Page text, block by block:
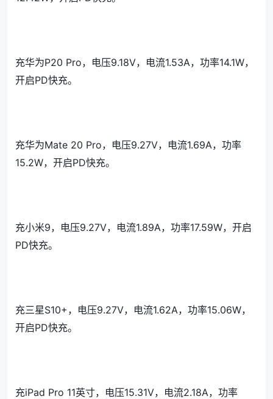
充华为P20 Pro，电压9.18V，电流1.53A，功率14.1W，
开启PD快充。
充华为Mate 20 Pro，电压9.27V，电流1.69A，功率
15.2W，开启PD快充。
充小米9，电压9.27V，电流1.89A，功率17.59W，开启
PD快充。
充三星S10+，电压9.27V，电流1.62A，功率15.06W，
开启PD快充。
充iPad Pro 11英寸，电压15.31V，电流2.18A，功率